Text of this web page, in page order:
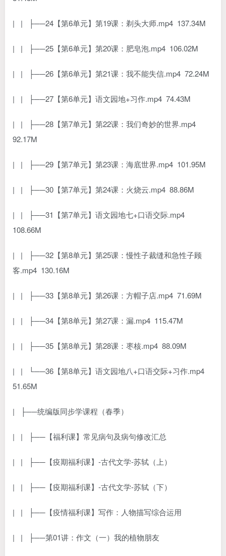
| | ├──24【第6单元】第19课：剃头大师.mp4 137.34M
| | ├──25【第6单元】第20课：肥皂泡.mp4 106.02M
| | ├──26【第6单元】第21课：我不能失信.mp4 72.24M
| | ├──27【第6单元】语文园地+习作.mp4 74.43M
| | ├──28【第7单元】第22课：我们奇妙的世界.mp4
92.17M
| | ├──29【第7单元】第23课：海底世界.mp4 101.95M
| | ├──30【第7单元】第24课：火烧云.mp4 88.86M
| | ├──31【第7单元】语文园地七+口语交际.mp4
108.66M
| | ├──32【第8单元】第25课：慢性子裁缝和急性子顾
客.mp4 130.16M
| | ├──33【第8单元】第26课：方帽子店.mp4 71.69M
| | ├──34【第8单元】第27课：漏.mp4 115.47M
| | ├──35【第8单元】第28课：枣核.mp4 88.09M
| | └──36【第8单元】语文园地八+口语交际+习作.mp4
51.65M
| ├──统编版同步学课程（春季）
| | ├──【福利课】常见病句及病句修改汇总
| | ├──【疫期福利课】-古代文学-苏轼（上）
| | ├──【疫期福利课】-古代文学-苏轼（下）
| | ├──【疫情福利课】写作：人物描写综合运用
| | ├──第01讲：作文（一）我的植物朋友